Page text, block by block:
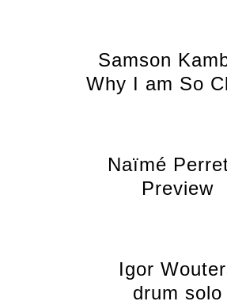
Samson
Why I am So
Naïmé
Preview
Igor
drum solo